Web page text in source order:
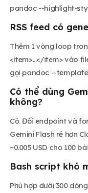
pandoc --highlight-
RSS feed có
Thêm 1 vòng loop
<item>...</item> vào
gọi pandoc --
Có thể dùng
không?
Có. Đổi endpoint và
Gemini Flash rẻ hơn
~0.005 USD cho 100
Bash script khó
Phù hợp dưới 300